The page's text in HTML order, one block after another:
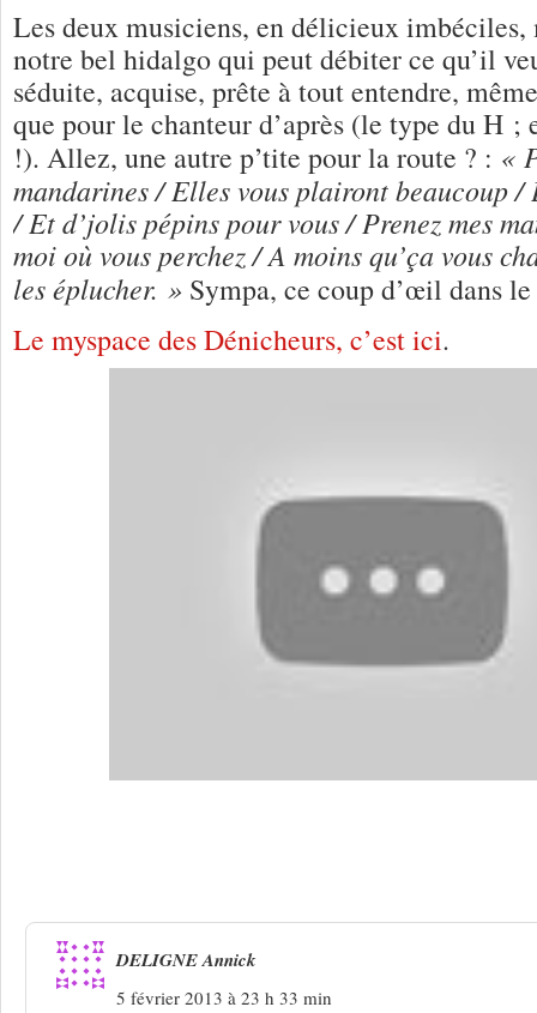
Les deux musiciens, en délicieux imbéciles,
notre bel hidalgo qui peut débiter ce qu’il
séduite, acquise, prête à tout entendre,
que pour le chanteur d’après (le type du H ;
!). Allez, une autre p’tite pour la route ? : «
mandarines / Elles vous plairont beaucoup
/ Et d’jolis pépins pour vous / Prenez mes
moi où vous perchez /A moins qu’ça vous
les éplucher. » Sympa, ce coup d’œil dans
Le myspace des Dénicheurs, c’est ici.
DELIGNE Annick
5 février 2013 à 23 h 33 min